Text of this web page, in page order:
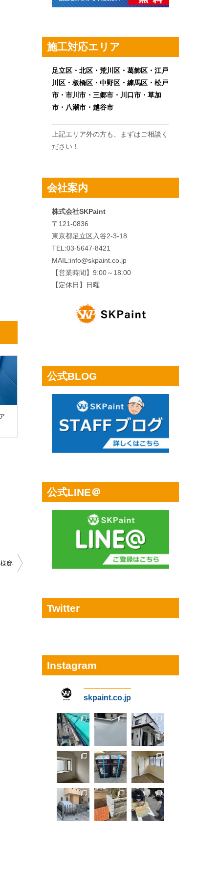
邸
施工対応エリア
足立区・北区・荒川区・葛飾区・江戸
川区・板橋区・中野区・練馬区・松戸
市・市川市・三郷市・川口市・草加
市・八潮市・越谷市
上記エリア外の方も、まずはご相談く
ださい！
会社案内
株式会社SKPaint
〒121-0836
東京都足立区入谷2-3-18
TEL:03-5647-8421
MAIL:info@skpaint.co.jp
【営業時間】9:00～18:00
【定休日】日曜
公式BLOG
公式LINE＠
Twitter
Instagram
skpaint.co.jp